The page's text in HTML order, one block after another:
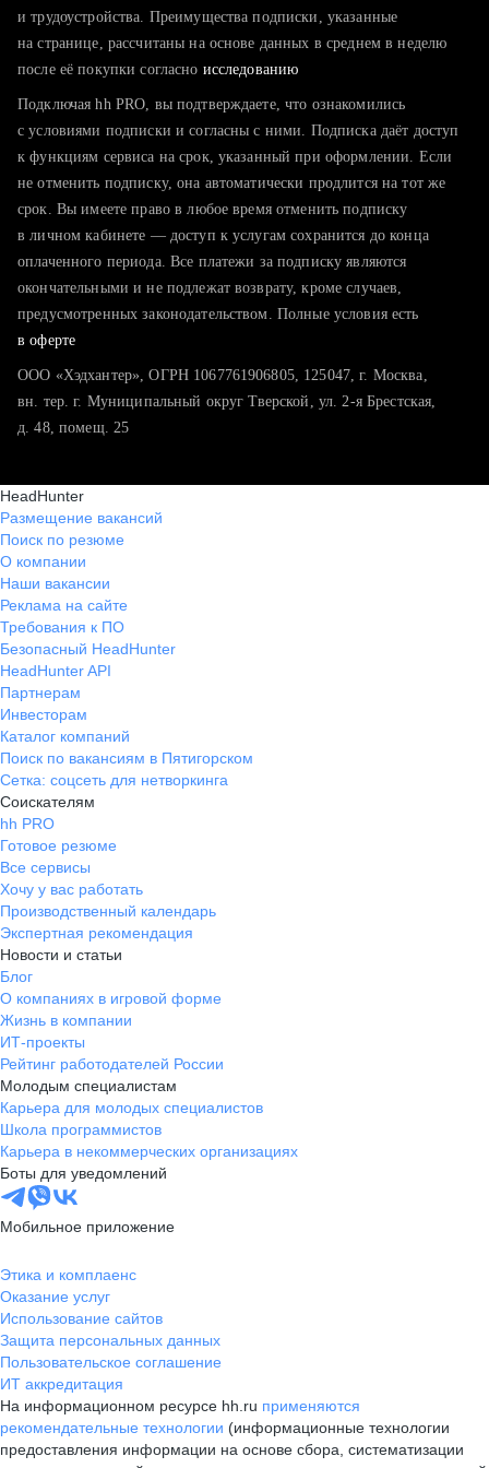
тратите много времени на поиск и вручную поднимаете
хотите сравнить себя с конкурентами и оценить шансы
и трудоустройства. Преимущества подписки, указанные
на странице, рассчитаны на основе данных в среднем в неделю
после её покупки согласно исследованию
Подключая hh PRO, вы подтверждаете, что ознакомились
с условиями подписки и согласны с ними. Подписка даёт доступ
к функциям сервиса на срок, указанный при оформлении. Если
не отменить подписку, она автоматически продлится на тот же
срок. Вы имеете право в любое время отменить подписку
в личном кабинете — доступ к услугам сохранится до конца
оплаченного периода. Все платежи за подписку являются
окончательными и не подлежат возврату, кроме случаев,
предусмотренных законодательством. Полные условия есть
в оферте
ООО «Хэдхантер», ОГРН 1067761906805, 125047, г. Москва,
вн. тер. г. Муниципальный округ Тверской, ул. 2-я Брестская,
д. 48, помещ. 25
HeadHunter
Размещение вакансий
Поиск по резюме
О компании
Наши вакансии
Реклама на сайте
Требования к ПО
Безопасный HeadHunter
HeadHunter API
Партнерам
Инвесторам
Каталог компаний
Поиск по вакансиям в Пятигорском
Сетка: соцсеть для нетворкинга
Соискателям
hh PRO
Готовое резюме
Все сервисы
Хочу у вас работать
Производственный календарь
Экспертная рекомендация
Новости и статьи
Блог
О компаниях в игровой форме
Жизнь в компании
ИТ-проекты
Рейтинг работодателей России
Молодым специалистам
Карьера для молодых специалистов
Школа программистов
Карьера в некоммерческих организациях
Боты для уведомлений
Мобильное приложение
Этика и комплаенс
Оказание услуг
Использование сайтов
Защита персональных данных
Пользовательское соглашение
ИТ аккредитация
На информационном ресурсе hh.ru применяются
рекомендательные технологии (информационные технологии
предоставления информации на основе сбора, систематизации